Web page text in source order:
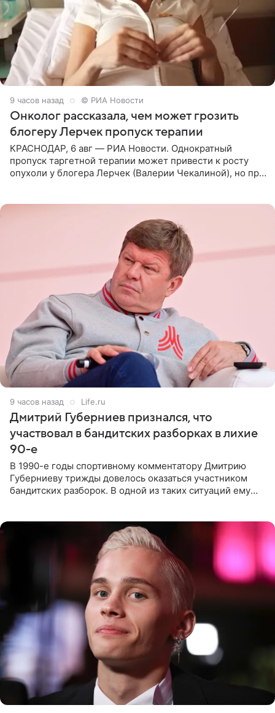
9 часов назад © РИА Новости
Онколог рассказала, чем может грозить
блогеру Лерчек пропуск терапии
КРАСНОДАР, 6 авг — РИА Новости. Однократный
пропуск таргетной терапии может привести к росту
опухоли у блогера Лерчек (Валерии Чекалиной), но при
9 часов назад Life.ru
Дмитрий Губерниев признался, что
участвовал в бандитских разборках в лихие
90-е
В 1990-е годы спортивному комментатору Дмитрию
Губерниеву трижды довелось оказаться участником
бандитских разборок. В одной из таких ситуаций ему